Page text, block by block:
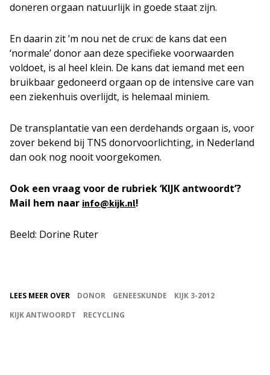
doneren orgaan natuurlijk in goede staat zijn.
En daarin zit ’m nou net de crux: de kans dat een
‘normale’ donor aan deze specifieke voorwaarden
voldoet, is al heel klein. De kans dat iemand met een
bruikbaar gedoneerd orgaan op de intensive care van
een ziekenhuis overlijdt, is helemaal miniem.
De transplantatie van een derdehands orgaan is, voor
zover bekend bij TNS donorvoorlichting, in Nederland
dan ook nog nooit voorgekomen.
Ook een vraag voor de rubriek ‘KIJK antwoordt’?
Mail hem naar info@kijk.nl!
Beeld: Dorine Ruter
LEES MEER OVER DONOR GENEESKUNDE
KIJK 3-2012
KIJK ANTWOORDT
RECYCLING